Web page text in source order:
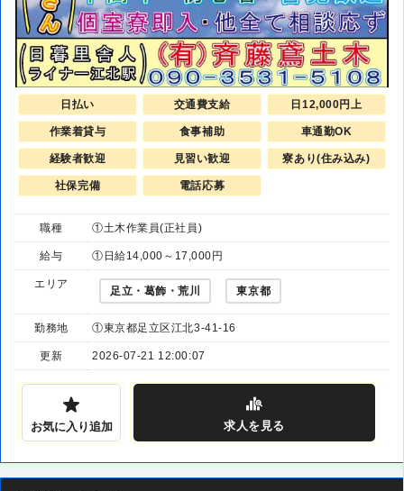
日払い 交通費支給 日12,000円上
作業着貸与 食事補助 車通勤OK
経験者歓迎 見習い歓迎 寮あり(住み込み)
社保完備 電話応募
職種 ①土木作業員(正社員)
給与 ①日給14,000～17,000円
エリア
足立・葛飾・荒川 東京都
勤務地 ①東京都足立区江北3-41-16
更新 2026-07-21 12:00:07
お気に入り追加 求人を見る